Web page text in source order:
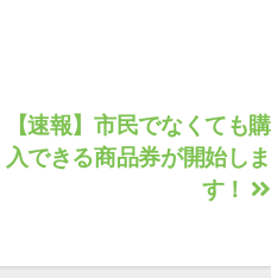
【速報】市民でなくても購
入できる商品券が開始しま
す！